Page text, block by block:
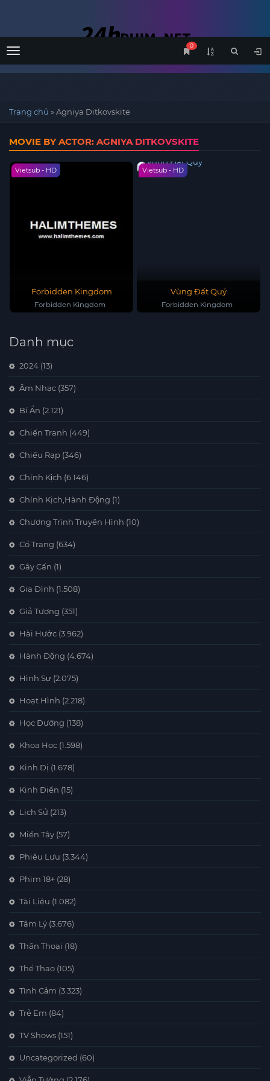
Menu
0
Trang chủ »Agniya Ditkovskite
MOVIE BY ACTOR: AGNIYA DITKOVSKITE
Vietsub - HD
Forbidden Kingdom
Forbidden Kingdom
Vietsub - HD
Vùng Đất Quỷ
Forbidden Kingdom
Danh mục
2024 (13)
Âm Nhạc (357)
Bí Ẩn (2.121)
Chiến Tranh (449)
Chiếu Rạp (346)
Chính Kịch (6.146)
Chính Kịch,Hành Động (1)
Chương Trình Truyền Hình (10)
Cổ Trang (634)
Gây Cấn (1)
Gia Đình (1.508)
Giả Tượng (351)
Hài Hước (3.962)
Hành Động (4.674)
Hình Sự (2.075)
Hoạt Hình (2.218)
Học Đường (138)
Khoa Học (1.598)
Kinh Dị (1.678)
Kinh Điển (15)
Lịch Sử (213)
Miền Tây (57)
Phiêu Lưu (3.344)
Phim 18+ (28)
Tài Liệu (1.082)
Tâm Lý (3.676)
Thần Thoại (18)
Thể Thao (105)
Tình Cảm (3.323)
Trẻ Em (84)
TV Shows (151)
Uncategorized (60)